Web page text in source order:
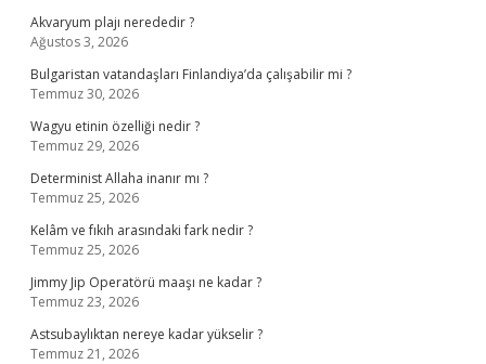
Akvaryum plajı nerededir ?
Ağustos 3, 2026
Bulgaristan vatandaşları Finlandiya’da çalışabilir mi ?
Temmuz 30, 2026
Wagyu etinin özelliği nedir ?
Temmuz 29, 2026
Determinist Allaha inanır mı ?
Temmuz 25, 2026
Kelâm ve fıkıh arasındaki fark nedir ?
Temmuz 25, 2026
Jimmy Jip Operatörü maaşı ne kadar ?
Temmuz 23, 2026
Astsubaylıktan nereye kadar yükselir ?
Temmuz 21, 2026